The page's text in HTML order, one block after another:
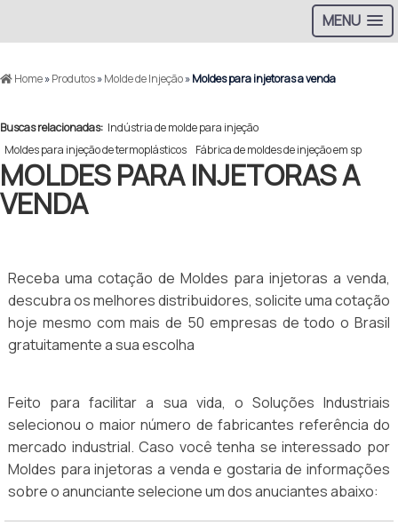
MENU
Home»Produtos»Molde de Injeção»Moldes para injetoras a venda
Buscas relacionadas: Indústria de molde para injeção
Moldes para injeção de termoplásticos
Fábrica de moldes de injeção em sp
MOLDES PARA INJETORAS A
VENDA
Receba uma cotação de Moldes para injetoras a venda,
descubra os melhores distribuidores, solicite uma cotação
hoje mesmo com mais de 50 empresas de todo o Brasil
gratuitamente a sua escolha
Feito para facilitar a sua vida, o Soluções Industriais
selecionou o maior número de fabricantes referência do
mercado industrial. Caso você tenha se interessado por
Moldes para injetoras a venda e gostaria de informações
sobre o anunciante selecione um dos anuciantes abaixo: